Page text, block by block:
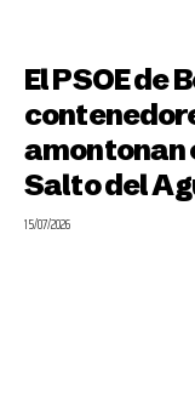
El PSOE de
amontonan
Salto del
15/07/2026